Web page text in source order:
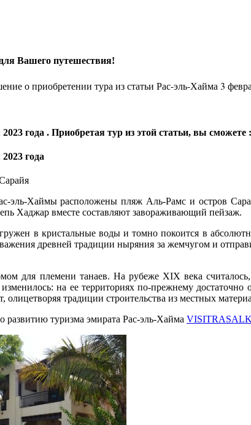
Вашего путешествия!
о приобретении тура из статьи Рас-эль-Хайма 3
года . Приобретая тур из этой статьи, вы
года
эль-Хаймы расположены пляж Аль-Рамс и остров
Хаджар вместе составляют завораживающий пейзаж.
в кристальные воды и томно покоится в
древней традиции ныряния за жемчугом и
для племени танаев. На рубеже XIX века
на ее территориях по-прежнему
олицетворяя традиции строительства из местных
туризма эмирата Рас-эль-Хайма